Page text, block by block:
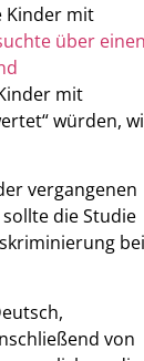
Kinder mit
über einen
mit
würden,
vergangenen
die Studie
bei
von